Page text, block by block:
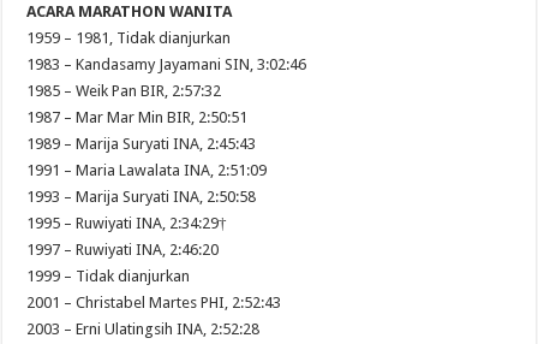
ACARA MARATHON WANITA
1959 – 1981, Tidak dianjurkan
1983 – Kandasamy Jayamani SIN, 3:02:46
1985 – Weik Pan BIR, 2:57:32
1987 – Mar Mar Min BIR, 2:50:51
1989 – Marija Suryati INA, 2:45:43
1991 – Maria Lawalata INA, 2:51:09
1993 – Marija Suryati INA, 2:50:58
1995 – Ruwiyati INA, 2:34:29†
1997 – Ruwiyati INA, 2:46:20
1999 – Tidak dianjurkan
2001 – Christabel Martes PHI, 2:52:43
2003 – Erni Ulatingsih INA, 2:52:28